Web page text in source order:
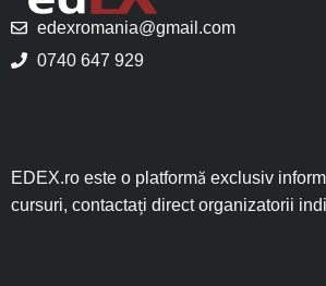
edexromania@gmail.com
0740 647 929
EDEX.ro este o platformă exclusiv
cursuri, contactați direct organizatorii